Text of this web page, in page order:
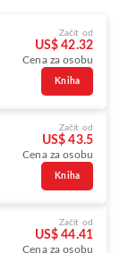
Začít od
US$ 42.32
Cena za osobu
Kniha
Začít od
US$ 43.5
Cena za osobu
Kniha
Začít od
US$ 44.41
Cena za osobu